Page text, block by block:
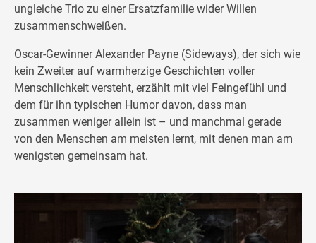
ungleiche Trio zu einer Ersatzfamilie wider Willen
zusammenschweißen.
Oscar-Gewinner Alexander Payne (Sideways), der sich wie
kein Zweiter auf warmherzige Geschichten voller
Menschlichkeit versteht, erzählt mit viel Feingefühl und
dem für ihn typischen Humor davon, dass man
zusammen weniger allein ist – und manchmal gerade
von den Menschen am meisten lernt, mit denen man am
wenigsten gemeinsam hat.